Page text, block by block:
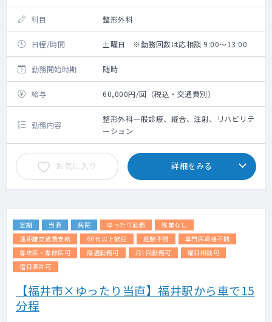
科目 整形外科
日程/時間 土曜日 ※勤務回数は応相談 9:00～13:00
勤務開始時期 随時
給与 60,000円/回（税込・交通費別）
勤務内容
整形外科一般診療、縫合、注射、リハビリテ
ーション
お気に入り 詳細をみる
定期 当直 病院 ゆったり勤務
残業なし
遠距離交通費支給
60代以上歓迎 経験不問
専門医資格不問
専攻医・専修医可
隔週勤務可 月1回勤務可
曜日相談可
宿日直許可
【福井市×ゆったり当直】福井駅から車で15
分程